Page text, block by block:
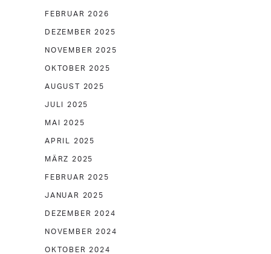
FEBRUAR 2026
DEZEMBER 2025
NOVEMBER 2025
OKTOBER 2025
AUGUST 2025
JULI 2025
MAI 2025
APRIL 2025
MÄRZ 2025
FEBRUAR 2025
JANUAR 2025
DEZEMBER 2024
NOVEMBER 2024
OKTOBER 2024